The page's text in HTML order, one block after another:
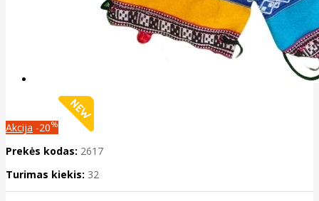
Akcija -20%
Prekės kodas: 2617
Turimas kiekis: 32